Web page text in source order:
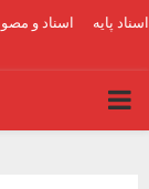
اسناد پایه اسناد و
PRIMARY